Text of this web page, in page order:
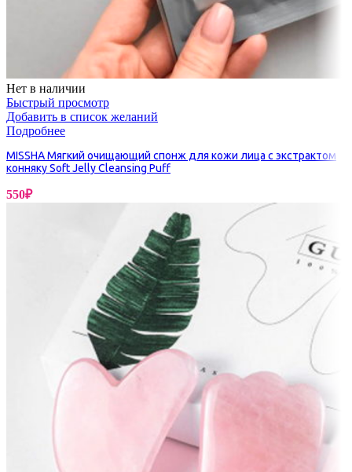
Нет в наличии
Быстрый просмотр
Добавить в список желаний
Подробнее
MISSHA Мягкий очищающий спонж для кожи лица с экстрактом
конняку Soft Jelly Cleansing Puff
550₽